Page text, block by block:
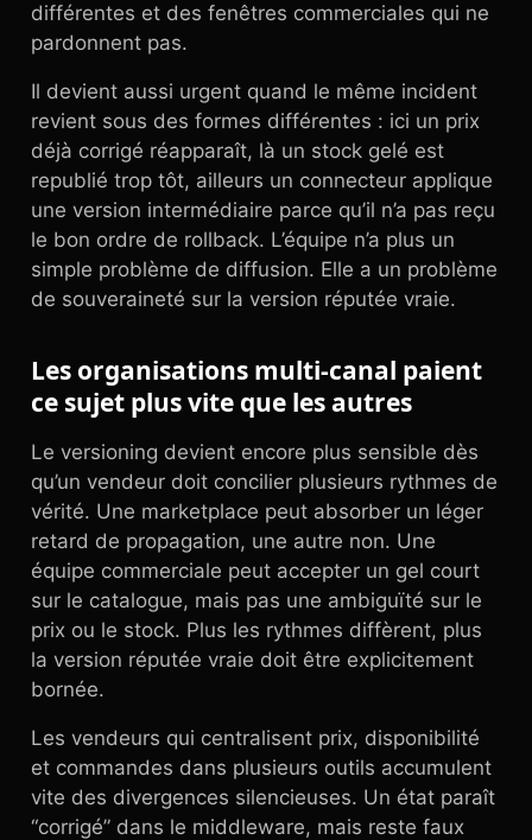
différentes et des fenêtres commerciales qui ne
pardonnent pas.
Il devient aussi urgent quand le même incident
revient sous des formes différentes : ici un prix
déjà corrigé réapparaît, là un stock gelé est
republié trop tôt, ailleurs un connecteur applique
une version intermédiaire parce qu’il n’a pas reçu
le bon ordre de rollback. L’équipe n’a plus un
simple problème de diffusion. Elle a un problème
de souveraineté sur la version réputée vraie.
Les organisations multi-canal paient
ce sujet plus vite que les autres
Le versioning devient encore plus sensible dès
qu’un vendeur doit concilier plusieurs rythmes de
vérité. Une marketplace peut absorber un léger
retard de propagation, une autre non. Une
équipe commerciale peut accepter un gel court
sur le catalogue, mais pas une ambiguïté sur le
prix ou le stock. Plus les rythmes diffèrent, plus
la version réputée vraie doit être explicitement
bornée.
Les vendeurs qui centralisent prix, disponibilité
et commandes dans plusieurs outils accumulent
vite des divergences silencieuses. Un état paraît
“corrigé” dans le middleware, mais reste faux